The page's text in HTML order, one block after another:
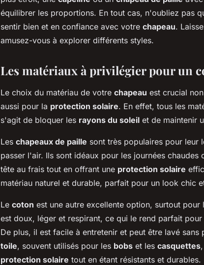
équilibrer les proportions. En tout cas, n'oubliez pas
sentir bien et en confiance avec votre chapeau.
amusez-vous à explorer différents styles.
Les matériaux à privilégier pour un
Le choix du matériau de votre chapeau est crucial
aussi pour la protection solaire. En effet, tous les
s'agit de bloquer les rayons du soleil et de maintenir
Les chapeaux de paille sont très populaires pour leur
passer l'air. Ils sont idéaux pour les journées
tête au frais tout en offrant une protection solaire
matériau naturel et durable, parfait pour un look chic
Le coton est une autre excellente option, surtout pour
est doux, léger et respirant, ce qui le rend parfait
De plus, il est facile à entretenir et peut être lavé sans
toile, souvent utilisés pour les bobs et les casquettes
protection solaire tout en étant résistants et durables.